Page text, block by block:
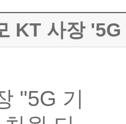
KT 사장